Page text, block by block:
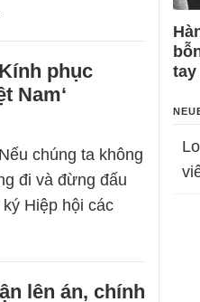
phục
Nam‘
chúng ta không
đi và đừng đấu
Hiệp hội các
lên án, chính
tay